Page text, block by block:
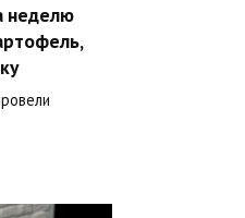
неделю